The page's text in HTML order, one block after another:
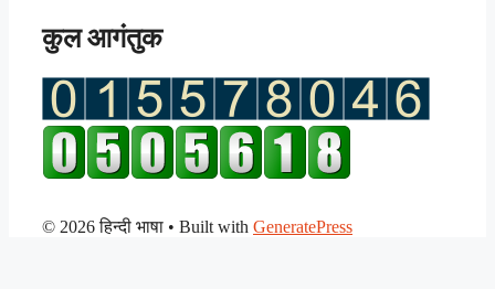
कुल आगंतुक
© 2026 हिन्दी भाषा • Built with GeneratePress